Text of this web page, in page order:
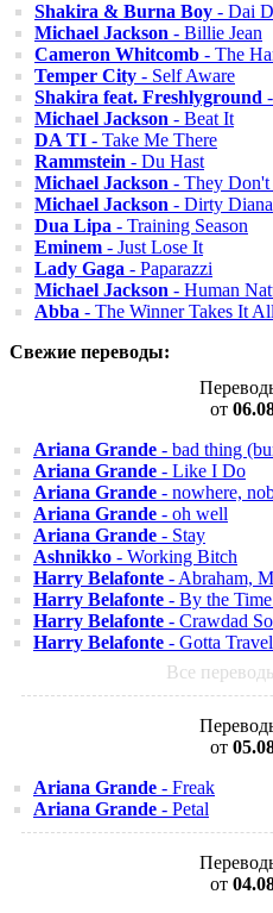
Shakira & Burna Boy - Dai
Michael Jackson - Billie Jean
Cameron Whitcomb - The
Temper City - Self Aware
Shakira feat. Freshlyground
Michael Jackson - Beat It
DA TI - Take Me There
Rammstein - Du Hast
Michael Jackson - They Don't
Michael Jackson - Dirty Diana
Dua Lipa - Training Season
Eminem - Just Lose It
Lady Gaga - Paparazzi
Michael Jackson - Human
Abba - The Winner Takes It All
Свежие переводы:
от
Ariana Grande - bad thing
Ariana Grande - Like I Do
Ariana Grande - nowhere,
Ariana Grande - oh well
Ariana Grande - Stay
Ashnikko - Working Bitch
Harry Belafonte - Abraham,
Harry Belafonte - By the
Harry Belafonte - Crawdad
Harry Belafonte - Gotta
Все
от
Ariana Grande - Freak
Ariana Grande - Petal
от